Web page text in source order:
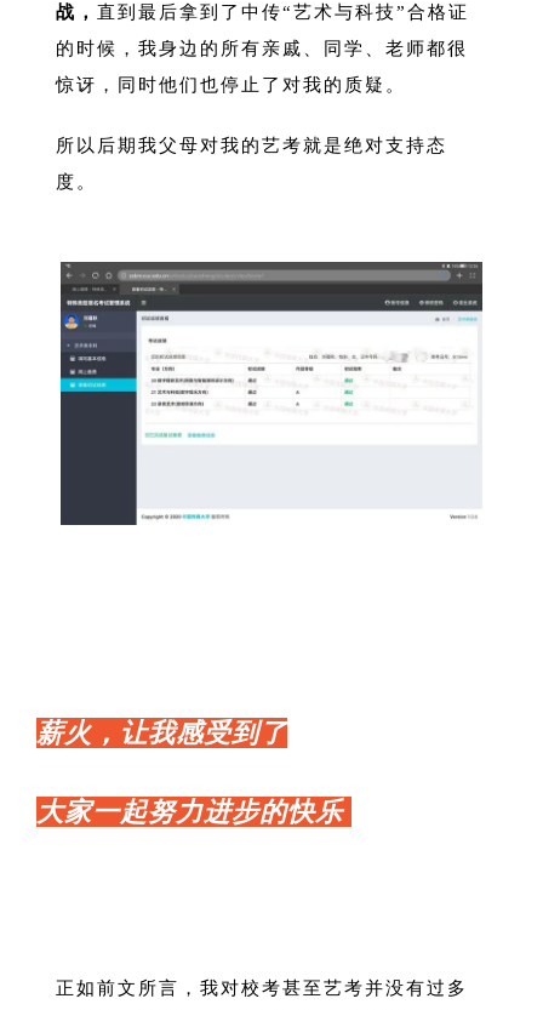
战， 直到最后拿到了中传“艺术与科技”合格证
的时候，我身边的所有亲戚、同学、老师都很
惊讶，同时他们也停止了对我的质疑。
所以后期我父母对我的艺考就是绝对支持态
度。
薪火，让我感受到了
大家一起努力进步的快乐
正如前文所言，我对校考甚至艺考并没有过多